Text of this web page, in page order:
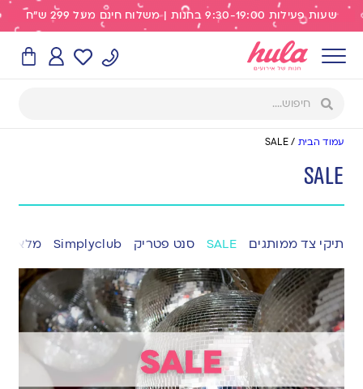
שעות פעילות 9:30-19:00 בחנות | משלוח חינם מעל 299 ש"ח
עמוד הבית /
SALE
SALE
תיקי צד ממותגים SALE סנט פטריק Simplyclub מלאי